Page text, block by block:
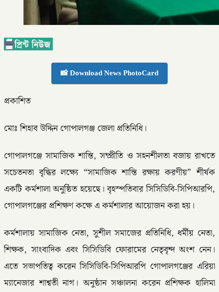
📸 Download News PhotoCard
প্রকাশিত
মোঃ শিহাব উদ্দিন গোপালগঞ্জ জেলা প্রতিনিধি।
গোপালগঞ্জে সামাজিক শান্তি, সম্প্রীতি ও সহনশীলতা বজায় রাখতে
সচেতনতা বৃদ্ধির লক্ষ্যে “সামাজিক শান্তি রক্ষায় করণীয়” শীর্ষক
একটি কর্মশালা অনুষ্ঠিত হয়েছে। বৃহস্পতিবার সিসিডিবি-সিপিআরপি,
গোপালগঞ্জের প্রশিক্ষণ কক্ষে এ কর্মশালার আয়োজন করা হয়।
কর্মশালায় সামাজিক নেতা, সুশীল সমাজের প্রতিনিধি, ধর্মীয় নেতা,
শিক্ষক, সাংবাদিক এবং সিসিডিবি ফোরামের নেতৃবৃন্দ অংশ নেন।
এতে সভাপতিত্ব করেন সিসিডিবি-সিপিআরপি গোপালগঞ্জের এরিয়া
ম্যানেজার শাশ্বতী নাগ। অনুষ্ঠান সঞ্চালনা করেন প্রশিক্ষক হালিমা